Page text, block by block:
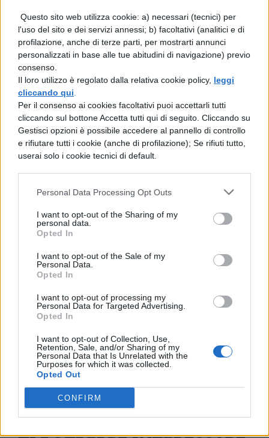
Questo sito web utilizza cookie: a) necessari (tecnici) per
l'uso del sito e dei servizi annessi; b) facoltativi (analitici e di
profilazione, anche di terze parti, per mostrarti annunci
personalizzati in base alle tue abitudini di navigazione) previo
consenso.
Il loro utilizzo è regolato dalla relativa cookie policy, leggi
cliccando qui
Per il consenso ai cookies facoltativi puoi accettarli tutti
cliccando sul bottone Accetta tutti qui di seguito. Cliccando su
Gestisci opzioni è possibile accedere al pannello di controllo
e rifiutare tutti i cookie (anche di profilazione); Se rifiuti tutto,
userai solo i cookie tecnici di default.
Personal Data Processing Opt Outs
I want to opt-out of the Sharing of my
personal data.
Opted In
I want to opt-out of the Sale of my
Personal Data.
Opted In
I want to opt-out of processing my
Personal Data for Targeted Advertising.
Opted In
I want to opt-out of Collection, Use,
Retention, Sale, and/or Sharing of my
Personal Data that Is Unrelated with the
Purposes for which it was collected.
Opted Out
CONFIRM
piuttosto che fino all'accezione del latino
vel, non c'è ragione che non accada la
stessa cosa ad anziché (e anche, di questo
passo, a invece che, invece di)".